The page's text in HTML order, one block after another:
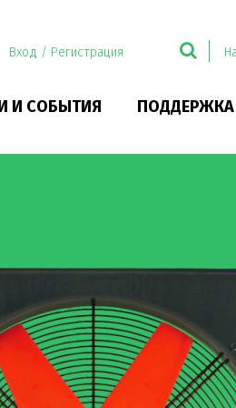
Вход / Регистрация
И СОБЫТИЯ ПОДДЕРЖКА